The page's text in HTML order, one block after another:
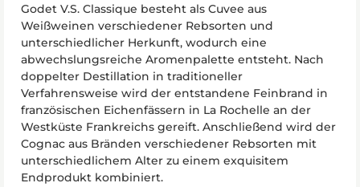
Godet V.S. Classique besteht als Cuvee aus
Weißweinen verschiedener Rebsorten und
unterschiedlicher Herkunft, wodurch eine
abwechslungsreiche Aromenpalette entsteht. Nach
doppelter Destillation in traditioneller
Verfahrensweise wird der entstandene Feinbrand in
französischen Eichenfässern in La Rochelle an der
Westküste Frankreichs gereift. Anschließend wird der
Cognac aus Bränden verschiedener Rebsorten mit
unterschiedlichem Alter zu einem exquisitem
Endprodukt kombiniert.